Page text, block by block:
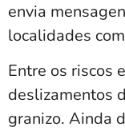
envia
localidades
Entre os riscos
deslizamentos
granizo. Ainda